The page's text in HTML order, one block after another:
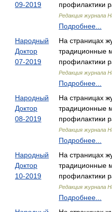
09-2019
профилактики
Редакция журнала
Подробнее...
Народный
Доктор
07-2019
На страницах
традиционные
профилактики
Редакция журнала
Подробнее...
Народный
Доктор
08-2019
На страницах
традиционные
профилактики
Редакция журнала
Подробнее...
Народный
Доктор
10-2019
На страницах
традиционные
профилактики
Редакция журнала
Подробнее...